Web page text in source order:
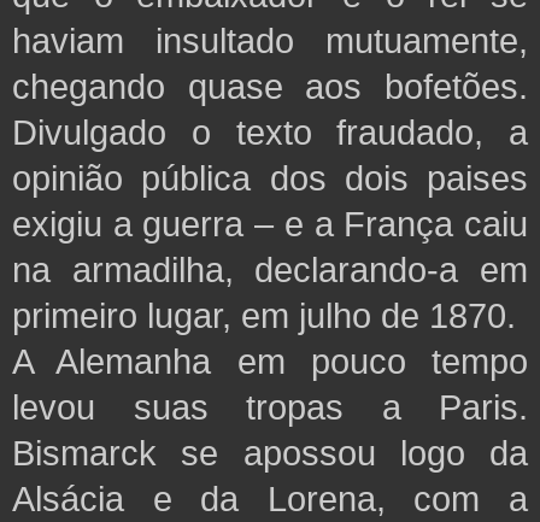
haviam insultado mutuamente,
chegando quase aos bofetões.
Divulgado o texto fraudado, a
opinião pública dos dois paises
exigiu a guerra – e a França caiu
na armadilha, declarando-a em
primeiro lugar, em julho de 1870.
A Alemanha em pouco tempo
levou suas tropas a Paris.
Bismarck se apossou logo da
Alsácia e da Lorena, com a